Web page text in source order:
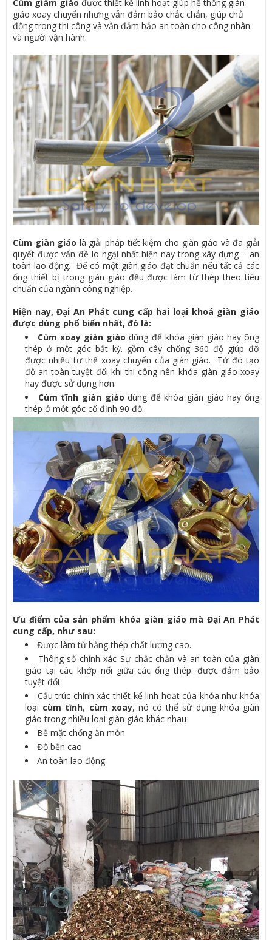
Cùm giàm giáo được thiết kế linh hoạt giúp hệ thống giàn
giáo xoay chuyển nhưng vẫn đảm bảo chắc chắn, giúp chủ
động trong thi công và vẫn đảm bảo an toàn cho công nhân
và người vận hành.
Cùm giàn giáo là giải pháp tiết kiệm cho giàn giáo và đã giải
quyết được vấn đề lo ngại nhất hiện nay trong xây dựng – an
toàn lao động. Để có một giàn giáo đạt chuẩn nếu tất cả các
ống thiết bị trong giàn giáo đều được làm từ thép theo tiêu
chuẩn của ngành công nghiệp.
Hiện nay, Đại An Phát cung cấp hai loại khoá giàn giáo
được dùng phổ biến nhất, đó là:
Cùm xoay giàn giáo dùng để khóa giàn giáo hay ông
thép ở một góc bất kỳ. gồm cây chống 360 độ giúp đỡ
được nhiều tư thế xoay chuyển của giàn giáo. Từ đó tạo
độ an toàn tuyệt đối khi thi công nên khóa giàn giáo xoay
hay được sử dụng hơn.
Cùm tĩnh giàn giáodùng để khóa giàn giáo hay ống
thép ở một góc cố định 90 độ.
Ưu điểm của sản phẩm khóa giàn giáo mà Đại An Phát
cung cấp, như sau:
Được làm từ bằng thép chất lượng cao.
Thông số chính xác Sự chắc chắn và an toàn của giàn
giáo tại các khớp nối giữa các ống thép. được đảm bảo
tuyệt đối
Cấu trúc chính xác thiết kế linh hoạt của khóa như khóa
loại cùm tĩnh, cùm xoay, nó có thể sử dụng khóa giàn
giáo trong nhiều loại giàn giáo khác nhau
Bề mặt chống ăn mòn
Độ bền cao
An toàn lao động